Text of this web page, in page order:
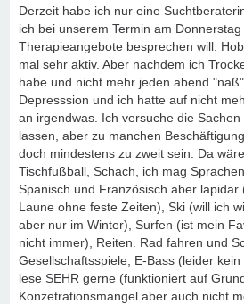
Derzeit habe ich nur eine
ich bei unserem Termin am
Therapieangebote besprechen will.
mal sehr aktiv. Aber nachdem ich
habe und nicht mehr jeden abend
Depresssion und ich hatte auf nicht
an irgendwas. Ich versuche die
lassen, aber zu manchen
doch mindestens zu zweit sein. Da
Tischfußball, Schach, ich mag
Spanisch und Französisch aber lapidar
Laune ohne feste Zeiten), Ski (will ich
aber nur im Winter), Surfen (ist mein
nicht immer), Reiten. Rad fahren und
Gesellschaftsspiele, E-Bass (leider
lese SEHR gerne (funktioniert auf
Konzetrationsmangel aber auch nicht